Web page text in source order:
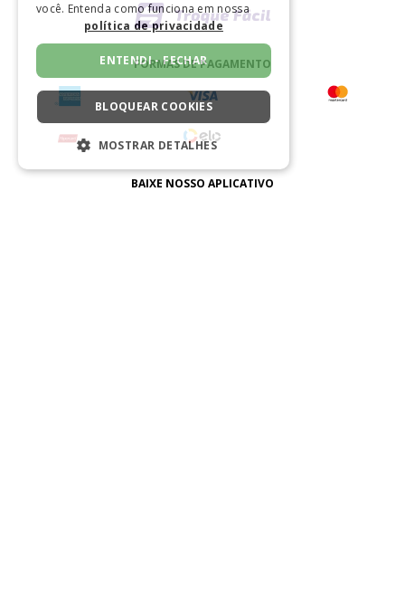
FORMAS DE PAGAMENTO
BAIXE NOSSO APLICATIVO
você. Entenda como funciona em nossa
política de privacidade
ENTENDI - FECHAR
BLOQUEAR COOKIES
MOSTRAR DETALHES
ESTRITAMENTE NECESSÁRIOS